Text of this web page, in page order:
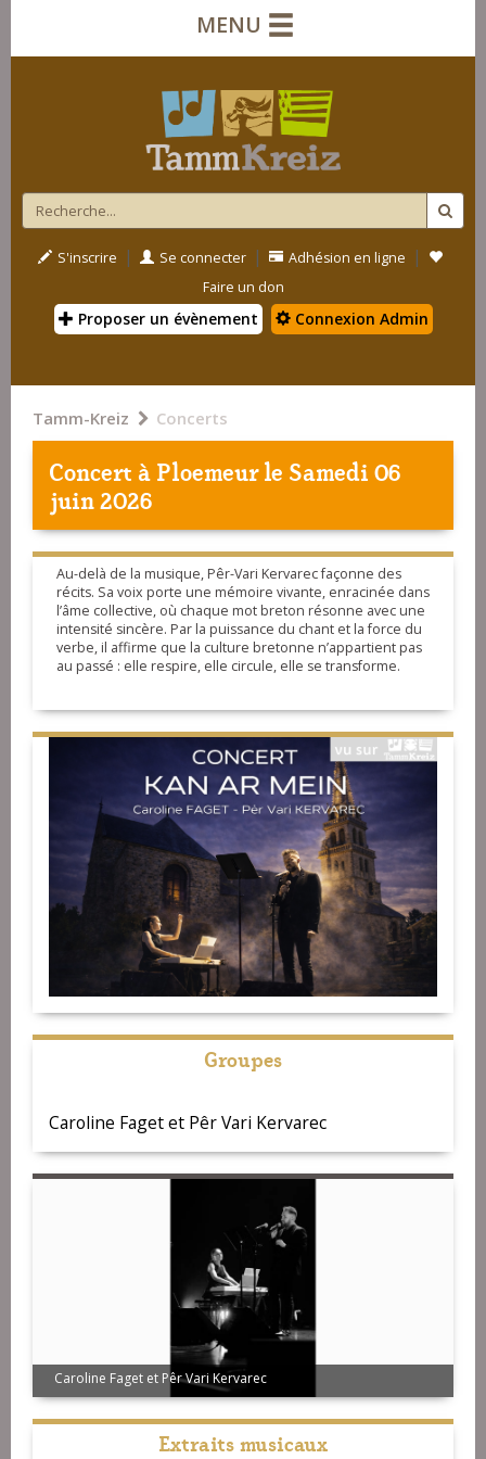
MENU
S'inscrire | Se connecter | Adhésion en ligne |
Faire un don
Proposer un évènement Connexion Admin
Tamm-Kreiz Concerts
Concert àPloemeurle Samedi 06
juin 2026
Au-delà de la musique, Pêr-Vari Kervarec façonne des
récits. Sa voix porte une mémoire vivante, enracinée dans
l’âme collective, où chaque mot breton résonne avec une
intensité sincère. Par la puissance du chant et la force du
verbe, il affirme que la culture bretonne n’appartient pas
au passé : elle respire, elle circule, elle se transforme.
Groupes
Caroline Faget et Pêr Vari Kervarec
Caroline Faget et Pêr Vari Kervarec
Extraits musicaux